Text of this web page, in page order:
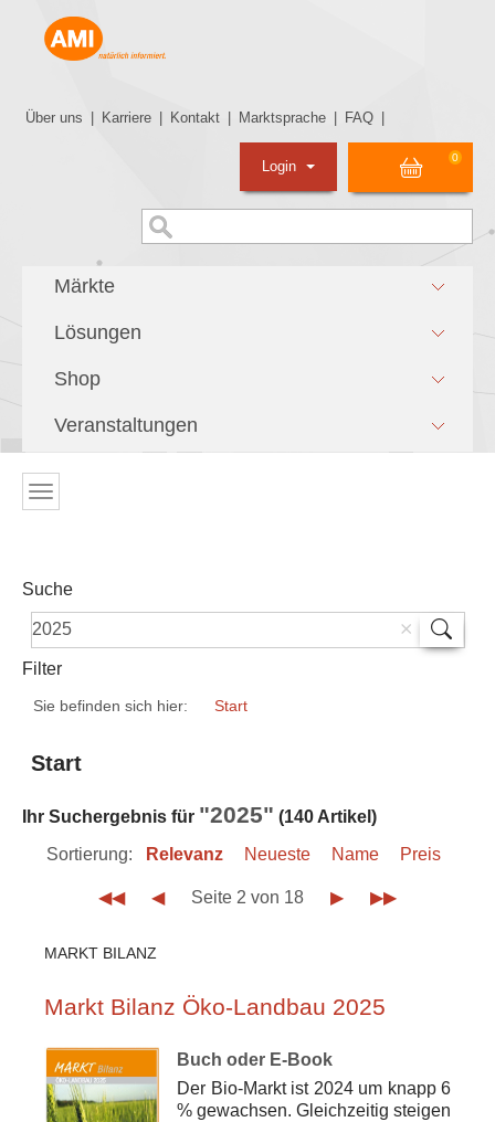
Über uns Karriere Kontakt Marktsprache FAQ
0
Login
Märkte
Lösungen
Shop
Veranstaltungen
Suche
Filter
Sie befinden sich hier: Start
Start
Ihr Suchergebnis für "2025" (140 Artikel)
Sortierung:
Relevanz Neueste Name Preis
◀◀ ◀ Seite 2 von 18 ▶ ▶▶
MARKT BILANZ
Markt Bilanz Öko-Landbau 2025
Buch oder E-Book
Der Bio-Markt ist 2024 um knapp 6
% gewachsen. Gleichzeitig steigen